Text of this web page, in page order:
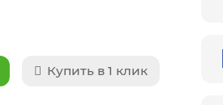
Купить в 1 клик